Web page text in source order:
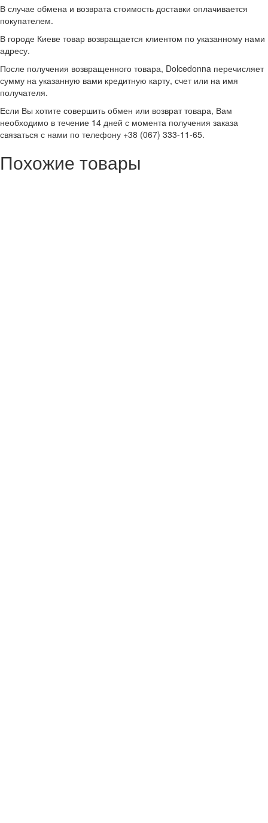
В случае обмена и возврата стоимость доставки оплачивается
покупателем.
В городе Киеве товар возвращается клиентом по указанному нами
адресу.
После получения возвращенного товара, Dolcedonna перечисляет
сумму на указанную вами кредитную карту, счет или на имя
получателя.
Если Вы хотите совершить обмен или возврат товара, Вам
необходимо в течение 14 дней с момента получения заказа
связаться с нами по телефону +38 (067) 333-11-65.
Похожие товары